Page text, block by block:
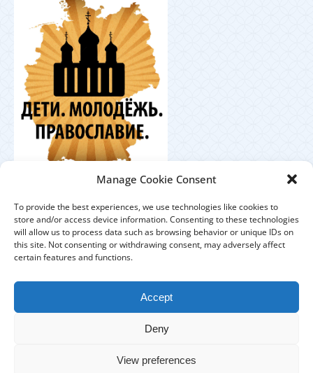
Manage Cookie Consent
To provide the best experiences, we use technologies like cookies to
store and/or access device information. Consenting to these technologies
will allow us to process data such as browsing behavior or unique IDs on
this site. Not consenting or withdrawing consent, may adversely affect
certain features and functions.
Accept
Deny
View preferences
центр по работе с православной молодёжью в
Германии